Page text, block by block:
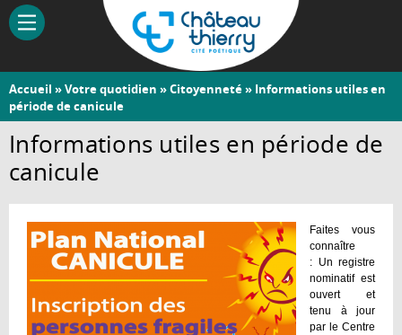
Aller
contenu
Château-
Thierry
Vous
êtes
ici
Accueil »Votre quotidien »Citoyenneté» Informations utiles en
période de canicule
Informations utiles en période de
canicule
Faites vous
connaître
: Un registre
nominatif est
ouvert et
tenu à jour
par le Centre